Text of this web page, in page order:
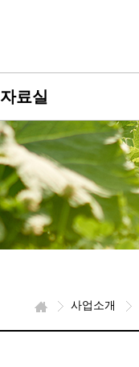
자료실
사업소개